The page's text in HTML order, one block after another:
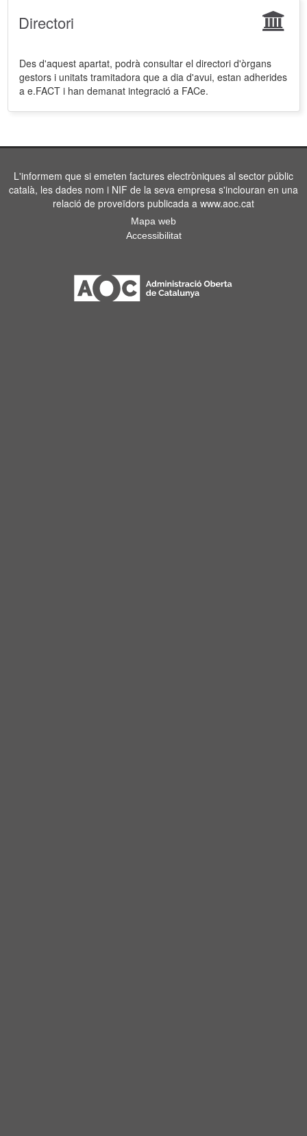
Directori
Des d'aquest apartat, podrà consultar el directori d'òrgans
gestors i unitats tramitadora que a dia d'avui, estan adherides
a e.FACT i han demanat integració a FACe.
L'informem que si emeten factures electròniques al sector públic
català, les dades nom i NIF de la seva empresa s'inclouran en una
relació de proveïdors publicada a www.aoc.cat
Mapa web
Accessibilitat